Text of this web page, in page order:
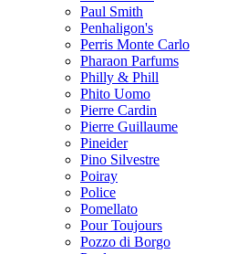
Paul Smith
Penhaligon's
Perris Monte Carlo
Pharaon Parfums
Philly & Phill
Phito Uomo
Pierre Cardin
Pierre Guillaume
Pineider
Pino Silvestre
Poiray
Police
Pomellato
Pour Toujours
Pozzo di Borgo